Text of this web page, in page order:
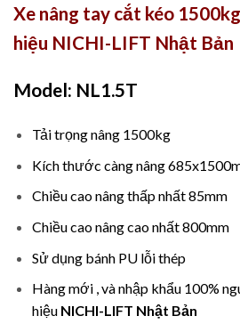
Xe nâng tay cắt kéo
hiệu NICHI-LIFT Nhật Bản
Model: NL1.5T
Tải trọng nâng 1500kg
Kích thước càng nâng
Chiều cao nâng thấp nhất 85mm
Chiều cao nâng cao nhất 800mm
Sử dụng bánh PU lỗi thép
Hàng mới , và nhập khẩu 100%
hiệu NICHI-LIFT Nhật Bản